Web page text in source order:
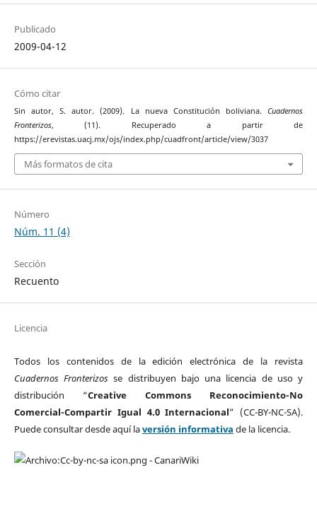
Publicado
2009-04-12
Cómo citar
Sin autor, S. autor. (2009). La nueva Constitución boliviana.Cuadernos
Fronterizos, (11). Recuperado a partir de
https://erevistas.uacj.mx/ojs/index.php/cuadfront/article/view/3037
Más formatos de cita
Número
Núm. 11 (4)
Sección
Recuento
Licencia
Todos los contenidos de la edición electrónica de la revista
Cuadernos Fronterizos se distribuyen bajo una licencia de uso y
distribución “Creative Commons Reconocimiento-No
Comercial-Compartir Igual 4.0 Internacional” (CC-BY-NC-SA).
Puede consultar desde aquí laversión informativa de la licencia.